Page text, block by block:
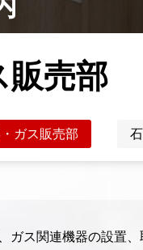
販売部
ガス販売部
ガス関連機器の設置